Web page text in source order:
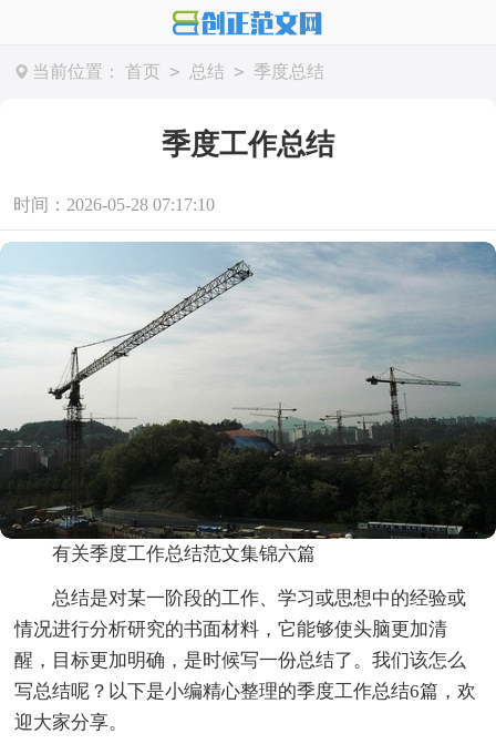
当前位置： 首页 > 总结 > 季度总结
季度工作总结
时间：2026-05-28 07:17:10
有关季度工作总结范文集锦六篇
总结是对某一阶段的工作、学习或思想中的经验或
情况进行分析研究的书面材料，它能够使头脑更加清
醒，目标更加明确，是时候写一份总结了。我们该怎么
写总结呢？以下是小编精心整理的季度工作总结6篇，欢
迎大家分享。